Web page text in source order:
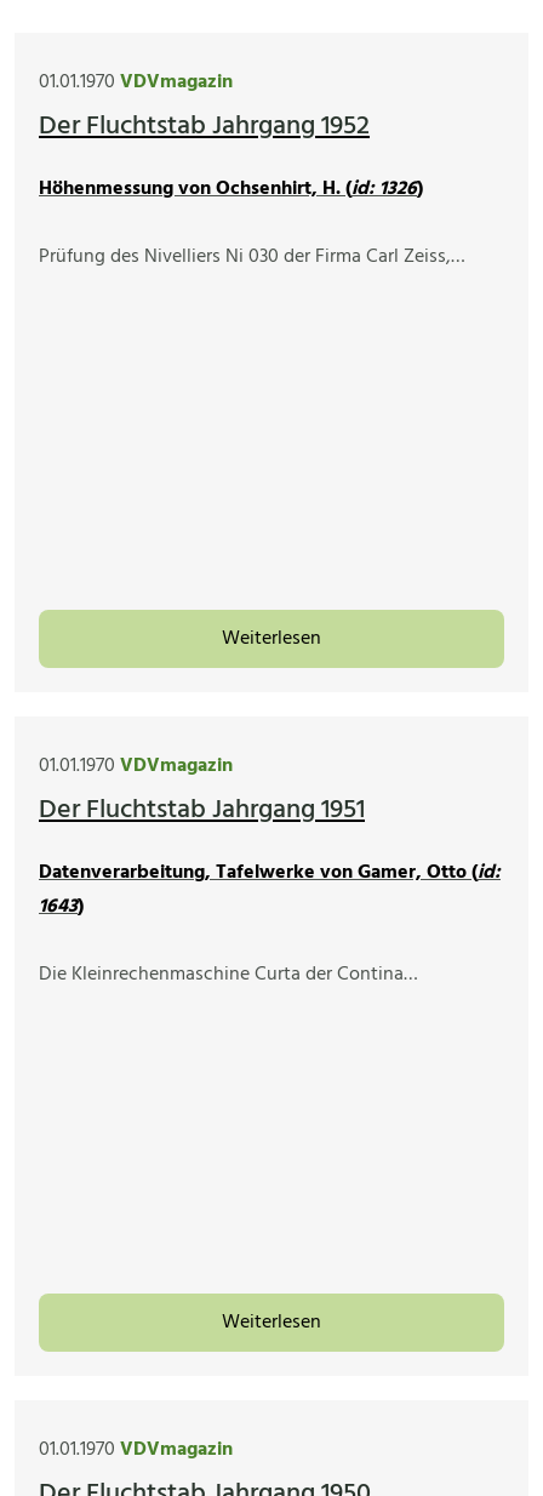
01.01.1970VDVmagazin
Der Fluchtstab Jahrgang 1952
Höhenmessung von Ochsenhirt, H. (id: 1326)
Prüfung des Nivelliers Ni 030 der Firma Carl Zeiss,…
Weiterlesen
01.01.1970VDVmagazin
Der Fluchtstab Jahrgang 1951
Datenverarbeitung, Tafelwerke von Gamer, Otto (id:
1643)
Die Kleinrechenmaschine Curta der Contina…
Weiterlesen
01.01.1970VDVmagazin